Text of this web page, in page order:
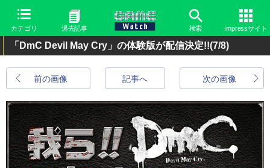
カテゴリ 過去記事 検索 Impressサイト
「DmC Devil May Cry」の体験版が配信決定!!(7/8)
前の画像 次の画像
記事へ